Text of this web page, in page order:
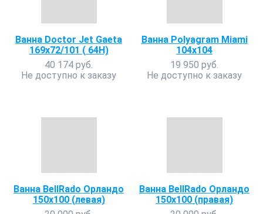
Ванна Doctor Jet Gaeta
169х72/101 ( 64H)
40 174 руб.
Не доступно к заказу
Ванна Polyagram Miami
104х104
19 950 руб.
Не доступно к заказу
Ванна BellRado Орландо
150х100 (левая)
Ванна BellRado Орландо
150х100 (правая)